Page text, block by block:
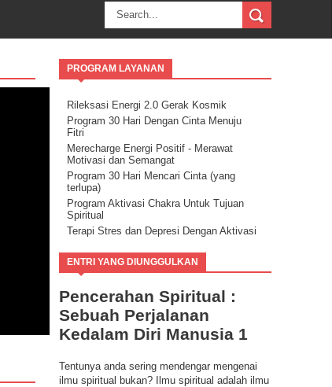
PROGRAM LAYANAN
Rileksasi Energi 2.0 Gerak Kosmik
Program 30 Hari Dengan Cinta Menuju
Fitri
Merecharge Energi Positif - Merawat
Motivasi dan Semangat
Program 30 Hari Mencari Cinta (yang
terlupa)
Program Aktivasi Chakra Untuk Tujuan
Spiritual
Terapi Stres dan Depresi Dengan Aktivasi
Program Buang Sial untuk Datangkan
Keberuntungan & Kesuksesan dalam
Ilmu Spiritual Berbasis Energi Kesadaran
Program Coaching Holistic, Positif
Consciousness for Success
ENTRI YANG DIUNGGULKAN
Pencerahan Spiritual :
Sebuah Perjalanan
Kedalam Diri Manusia 1
Tentunya anda sering mendengar mengenai
ilmu spiritual bukan? Ilmu spiritual adalah ilmu